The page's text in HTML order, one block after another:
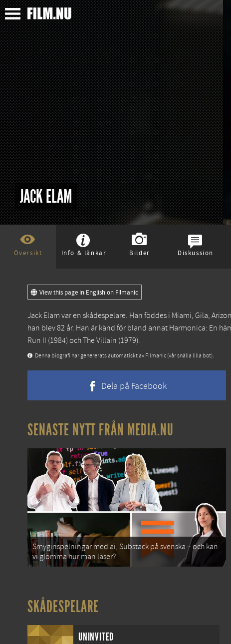
JACK ELAM
Översikt Info & länkar Bilder Diskussion
View this page in English on Filmanic
Jack Elam var en skådespelare. Han föddes i Miami, Gila,
han blev 82 år. Han är känd för bland annat Harmonica: En
Run II (1984) ochThe Villain (1979).
Denna biografi har genererats automatiskt av Filmanic (vår snälla lilla bot).
Dela på Facebook
SENASTE NYTT FRÅN MEDIA.NU
Smyginspelningar med ai, Substack på svenska – och kan
vi glömma hur man läser?
SKÅDESPELARE
UNINVITED